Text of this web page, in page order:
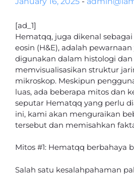
[ad_1]
Hematqq, juga dikenal
eosin (H&E), adalah
digunakan dalam histologi
memvisualisasikan struktur
mikroskop. Meskipun
luas, ada beberapa mitos dan
seputar Hematqq yang perlu
ini, kami akan menguraikan
tersebut dan memisahkan
Mitos #1: Hematqq berbahaya
Salah satu kesalahpahaman